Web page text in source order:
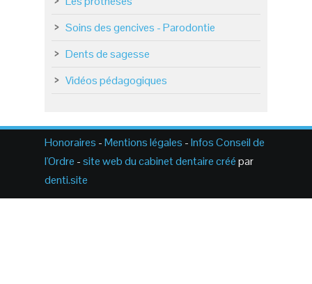
Soins des gencives - Parodontie
Dents de sagesse
Vidéos pédagogiques
Honoraires -Mentions légales -Infos Conseil de
l'Ordre -site web du cabinet dentaire créépar
denti.site